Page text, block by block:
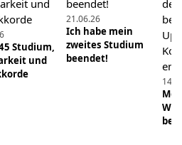
und Anfänger:
- so versteht es jeder!
Studium,
und
21.06.26
Ich habe mein
zweites Studium
beendet!